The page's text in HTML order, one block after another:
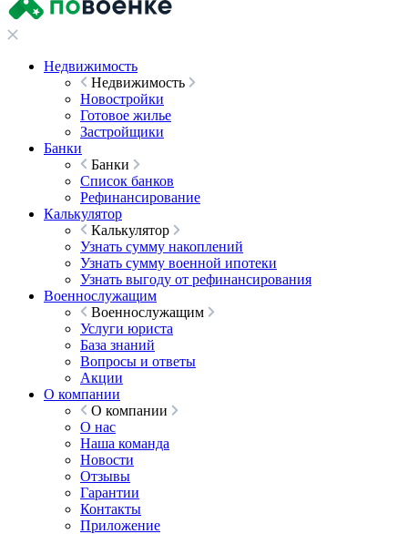
Недвижимость
Недвижимость
Новостройки
Готовое жилье
Застройщики
Банки
Банки
Список банков
Рефинансирование
Калькулятор
Калькулятор
Узнать сумму накоплений
Узнать сумму военной ипотеки
Узнать выгоду от рефинансирования
Военнослужащим
Военнослужащим
Услуги юриста
База знаний
Вопросы и ответы
Акции
О компании
О компании
О нас
Наша команда
Новости
Отзывы
Гарантии
Контакты
Приложение